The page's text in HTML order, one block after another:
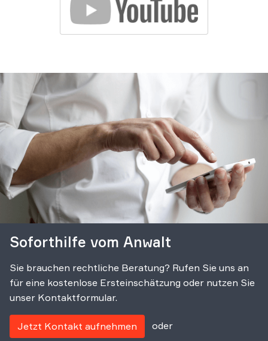
Soforthilfe vom Anwalt
Sie brauchen rechtliche Beratung? Rufen Sie uns an
für eine kostenlose Ersteinschätzung oder nutzen Sie
unser Kontaktformular.
Jetzt Kontakt aufnehmen oder